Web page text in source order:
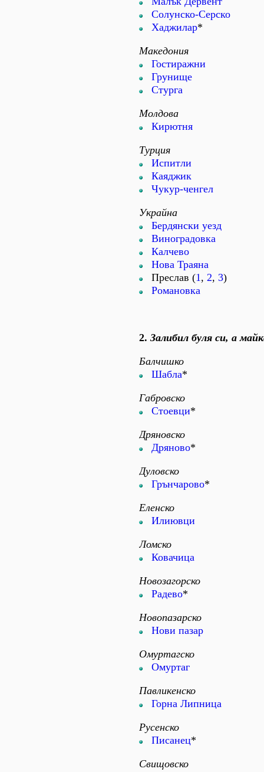
Солунско-Серско
Хаджилар*
Македония
Гостиражни
Грунище
Стурга
Молдова
Кирютня
Турция
Испитли
Каяджик
Чукур-ченгел
Украйна
Бердянски уезд
Виноградовка
Калчево
Нова Траяна
Преслав (1, 2, 3)
Романовка
2. Залибил буля си, а
Балчишко
Шабла*
Габровско
Стоевци*
Дряновско
Дряново*
Дуловско
Грънчарово*
Еленско
Илиювци
Ломско
Ковачица
Новозагорско
Радево*
Новопазарско
Нови пазар
Омуртагско
Омуртаг
Павликенско
Горна Липница
Русенско
Писанец*
Свищовско